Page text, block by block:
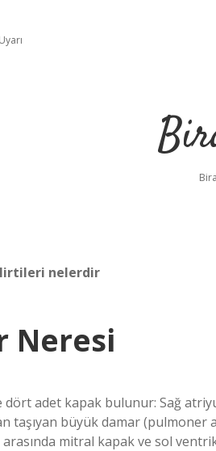
nelerdir
Neresi
adet kapak bulunur: Sağ
taşıyan büyük damar
mitral kapak ve sol